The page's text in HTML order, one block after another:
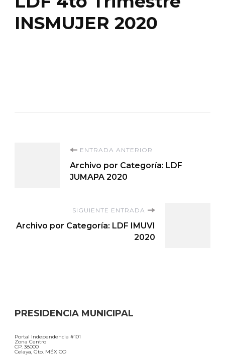
INSMUJER 2020
Navegación
entradas
ENTRADA ANTERIOR
Archivo por Categoría: LDF
JUMAPA 2020
SIGUIENTE ENTRADA
Archivo por Categoría: LDF IMUVI
2020
PRESIDENCIA MUNICIPAL
Portal Independencia #101
Zona Centro
CP. 38000
Celaya, Gto. MÉXICO